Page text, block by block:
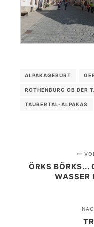
ALPAKAGEBURT
ROTHENBURG OB DER
TAUBERTAL-ALPAKAS
ÖRKS BÖRKS...
WASSER